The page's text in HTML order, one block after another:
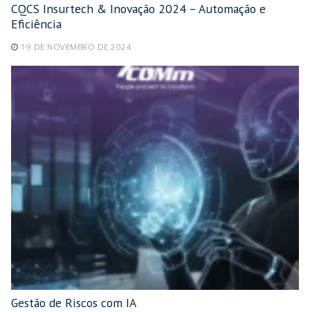
CQCS Insurtech & Inovação 2024 – Automação e
Eficiência
19 DE NOVEMBRO DE 2024
Gestão de Riscos com IA